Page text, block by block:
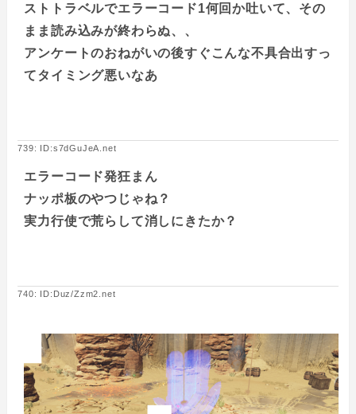
ストトラベルでエラーコード1何回か吐いて、その
まま読み込みが終わらぬ、、
アンケートのおねがいの後すぐこんな不具合出すっ
てタイミング悪いなあ
739: ID:s7dGuJeA.net
エラーコード発狂まん
ナッポ板のやつじゃね？
実力行使で荒らして消しにきたか？
740: ID:Duz/Zzm2.net